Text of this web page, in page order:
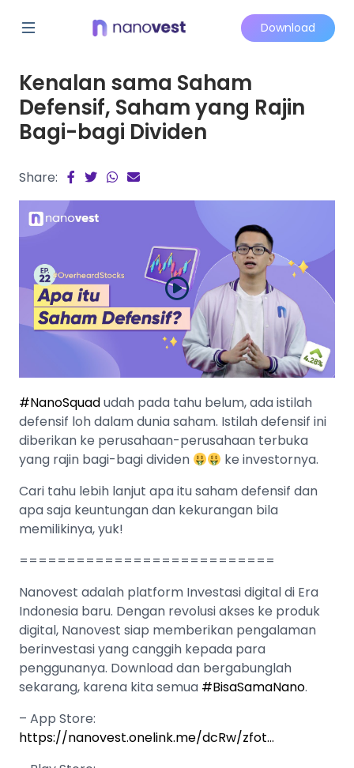
Download
Kenalan sama Saham
Defensif, Saham yang Rajin
Bagi-bagi Dividen
Share:
#NanoSquadudah pada tahu belum, ada istilah
defensif loh dalam dunia saham. Istilah defensif ini
diberikan ke perusahaan-perusahaan terbuka
yang rajin bagi-bagi dividen
ke investornya.
Cari tahu lebih lanjut apa itu saham defensif dan
apa saja keuntungan dan kekurangan bila
memilikinya, yuk!
===========================
Nanovest adalah platform Investasi digital di Era
Indonesia baru. Dengan revolusi akses ke produk
digital, Nanovest siap memberikan pengalaman
berinvestasi yang canggih kepada para
penggunanya. Download dan bergabunglah
sekarang, karena kita semua #BisaSamaNano.
– App Store:
https://nanovest.onelink.me/dcRw/zfot…